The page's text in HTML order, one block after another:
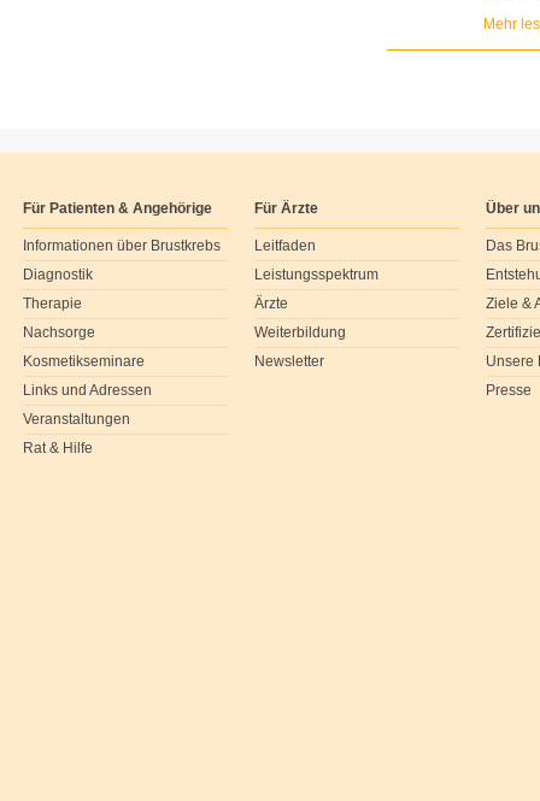
Mehr
Für Patienten & Angehörige
Informationen über Brustkrebs
Diagnostik
Therapie
Nachsorge
Kosmetikseminare
Links und Adressen
Veranstaltungen
Rat & Hilfe
Für Ärzte
Leitfaden
Leistungsspektrum
Ärzte
Weiterbildung
Newsletter
Über
Das
Ziele &
Unsere
Presse